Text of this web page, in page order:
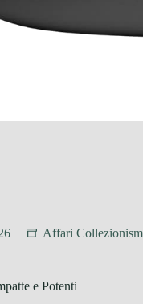
Affari
e Potenti